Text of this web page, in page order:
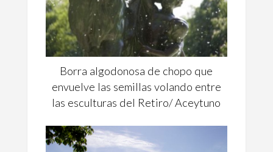
Borra algodonosa de chopo que
envuelve las semillas volando entre
las esculturas del Retiro/ Aceytuno